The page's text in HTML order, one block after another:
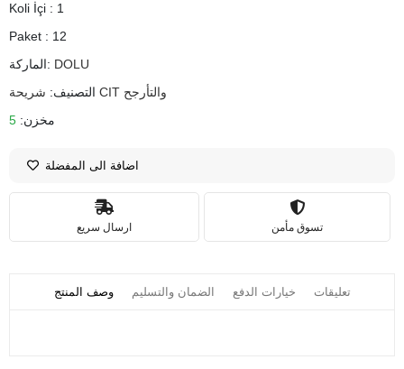
Koli İçi : 1
Paket : 12
الماركة: DOLU
التصنيف:
شريحة CIT والتأرجح
مخزن: 5
اضافة الى المفضلة
ارسال سريع تسوق مأمن
وصف المنتج الضمان والتسليم خيارات الدفع تعليقات